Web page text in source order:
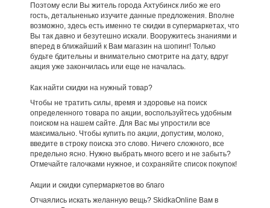
Поэтому если Вы житель города Ахтубинск либо же его
гость, детальненько изучите данные предложения. Вполне
возможно, здесь есть именно те скидки в супермаркетах, что
Вы так давно и безутешно искали. Вооружитесь знаниями и
вперед в ближайший к Вам магазин на шопинг! Только
будьте бдительны и внимательно смотрите на дату, вдруг
акция уже закончилась или еще не началась.
Как найти скидки на нужный товар?
Чтобы не тратить силы, время и здоровье на поиск
определенного товара по акции, воспользуйтесь удобным
поиском на нашем сайте. Для Вас мы упростили все
максимально. Чтобы купить по акции, допустим, молоко,
введите в строку поиска это слово. Ничего сложного, все
предельно ясно. Нужно выбрать много всего и не забыть?
Отмечайте галочками нужное, и сохраняйте список покупок!
Акции и скидки супермаркетов во благо
Отчаялись искать желанную вещь? SkidkaOnline Вам в